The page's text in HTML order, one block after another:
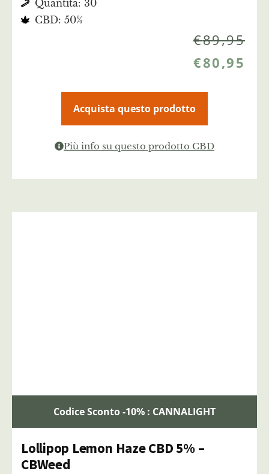
Quantità: 30
CBD: 50%
€89,95
€80,95
Acquista questo prodotto
Più info su questo prodotto CBD
Codice Sconto -10% : CANNALIGHT
Lollipop Lemon Haze CBD 5% –
CBWeed